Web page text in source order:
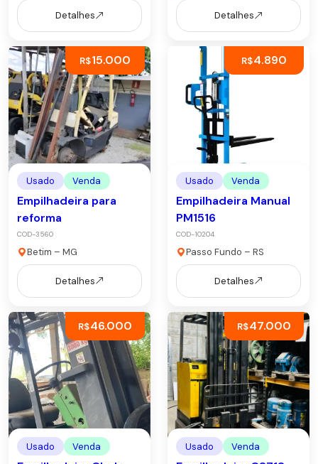
Detalhes Detalhes
R$15.000
Usado Venda
Empilhadeira para
reforma
COD-3560
Betim – MG
Detalhes
R$4.890
Usado Venda
Empilhadeira Manual
PM1516
COD-10204
Passo Fundo – RS
Detalhes
R$46.000
Usado Venda
R$47.000
Usado Venda